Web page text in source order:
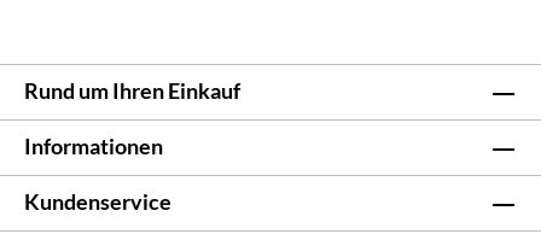
Rund um Ihren Einkauf
Informationen
Kundenservice